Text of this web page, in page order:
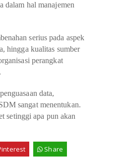
dalam hal manajemen
serius pada aspek
hingga kualitas sumber
perangkat
data,
sangat menentukan.
setinggi apa pun akan
Share